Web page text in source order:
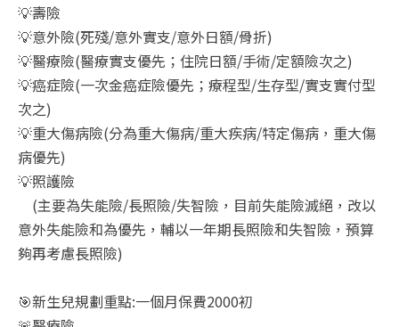
💡壽險
💡意外險(死殘/意外實支/意外日額/骨折)
💡醫療險(醫療實支優先；住院日額/手術/定額險次之)
💡癌症險(一次金癌症險優先；療程型/生存型/實支實付型
次之)
💡重大傷病險(分為重大傷病/重大疾病/特定傷病，重大傷
病優先)
💡照護險
(主要為失能險/長照險/失智險，目前失能險滅絕，改以
意外失能險和為優先，輔以一年期長照險和失智險，預算
夠再考慮長照險)
🎯新生兒規劃重點:一個月保費2000初